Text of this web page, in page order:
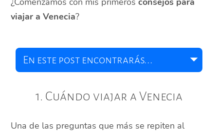
viajar a Venecia?
1. Cuándo viajar a Venecia
Una de las preguntas que más se repiten al